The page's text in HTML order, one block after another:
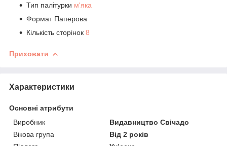
Тип палітурки м'яка
Формат Паперова
Кількість сторінок 8
Приховати
Характеристики
Основні атрибути
Виробник
Видавництво Свічадо
Вікова група
Від 2 років